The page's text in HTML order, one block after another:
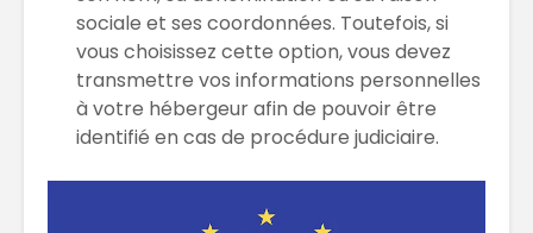
sociale et ses coordonnées. Toutefois, si
vous choisissez cette option, vous devez
transmettre vos informations personnelles
à votre hébergeur afin de pouvoir être
identifié en cas de procédure judiciaire.